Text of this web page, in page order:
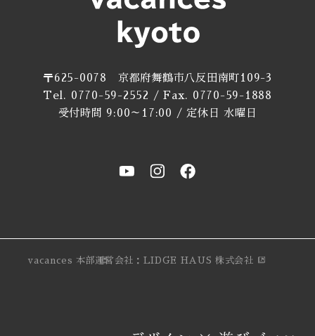
〒625-0078 京都府舞鶴市八反田南町109-3
Tel. 0770-59-2552 / Fax. 0770-59-1888
受付時間 9:00～17:00 / 定休日 水曜日
vacances 本部運営会社：LIDGE HAUS 株式会社